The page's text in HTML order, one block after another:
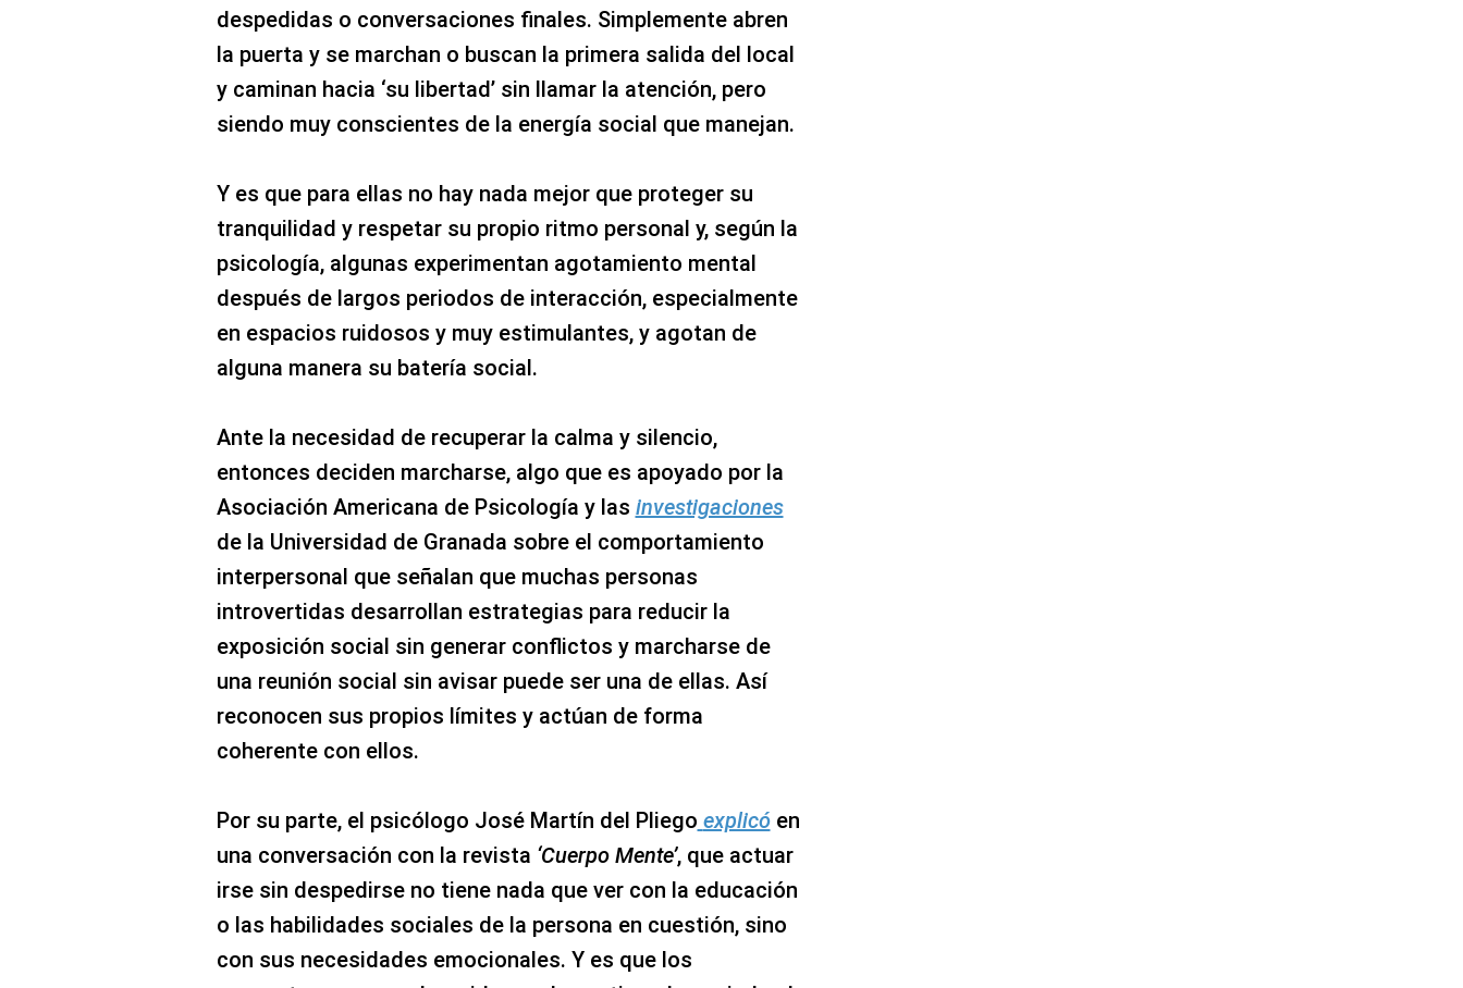
despedidas o conversaciones finales. Simplemente abren
la puerta y se marchan o buscan la primera salida del local
y caminan hacia ‘su libertad’ sin llamar la atención, pero
siendo muy conscientes de la energía social que manejan.
Y es que para ellas no hay nada mejor que proteger su
tranquilidad y respetar su propio ritmo personal y, según la
psicología, algunas experimentan agotamiento mental
después de largos periodos de interacción, especialmente
en espacios ruidosos y muy estimulantes, y agotan de
alguna manera su batería social.
Ante la necesidad de recuperar la calma y silencio,
entonces deciden marcharse, algo que es apoyado por la
Asociación Americana de Psicología y las investigaciones
de la Universidad de Granada sobre el comportamiento
interpersonal que señalan que muchas personas
introvertidas desarrollan estrategias para reducir la
exposición social sin generar conflictos y marcharse de
una reunión social sin avisar puede ser una de ellas. Así
reconocen sus propios límites y actúan de forma
coherente con ellos.
Por su parte, el psicólogo José Martín del Pliego explicóen
una conversación con la revista ‘Cuerpo Mente’, que actuar
irse sin despedirse no tiene nada que ver con la educación
o las habilidades sociales de la persona en cuestión, sino
con sus necesidades emocionales. Y es que los